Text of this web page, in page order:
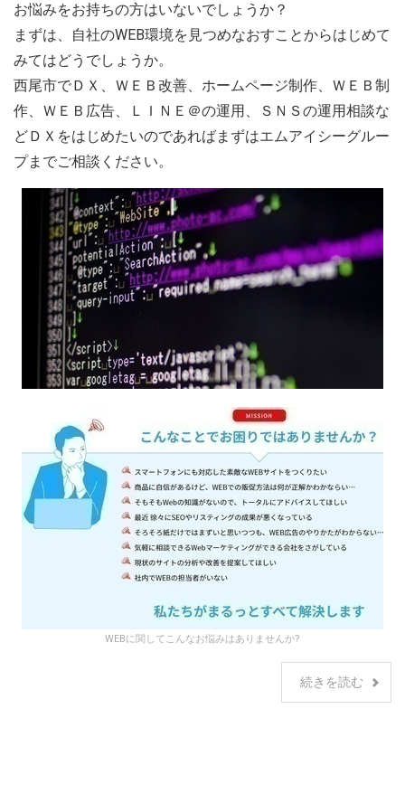
お悩みをお持ちの方はいないでしょうか？
まずは、自社のWEB環境を見つめなおすことからはじめて
みてはどうでしょうか。
西尾市でＤＸ、ＷＥＢ改善、ホームページ制作、ＷＥＢ制
作、ＷＥＢ広告、ＬＩＮＥ＠の運用、ＳＮＳの運用相談な
どＤＸをはじめたいのであればまずはエムアイシーグルー
プまでご相談ください。
WEBに関してこんなお悩みはありませんか?
続きを読む